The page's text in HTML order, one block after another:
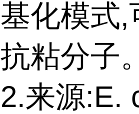
基化模式,
抗粘分子。
2.来源:E.